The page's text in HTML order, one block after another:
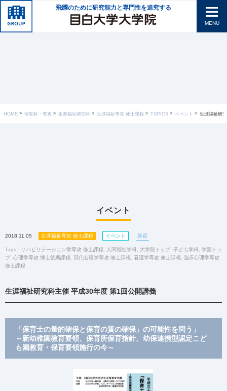
飛躍のために研究能力と専門性を追究する
MENU
HOME 研究科・専攻 生涯福祉研究科 生涯福祉専攻 修士課程 TOPICS イベント 生涯福祉研
イベント
2018.11.05 生涯福祉専攻 修士課程 イベント 新宿
Tags : リハビリテーション学専攻 修士課程 人間福祉学科 大学院トップ 子ども学科 学園トッ
プ 心理学専攻 博士後期課程 現代心理学専攻 修士課程 看護学専攻 修士課程
臨床心理学専攻
修士課程
生涯福祉研究科主催 平成30年度 第1回公開講義
「保育士の量的確保と保育の質の確保」の可能性を問う」
～新幼稚園教育要領、保育所保育指針、幼保連携型認定こど
も園教育・保育要領施行の今～